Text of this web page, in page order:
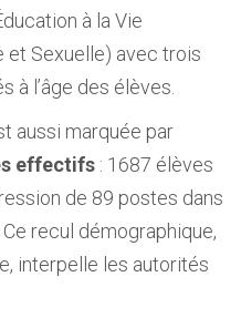
à la Vie
et Sexuelle) avec trois
à l’âge des élèves.
aussi marquée par
effectifs : 1687 élèves
de 89 postes dans
recul démographique,
interpelle les autorités